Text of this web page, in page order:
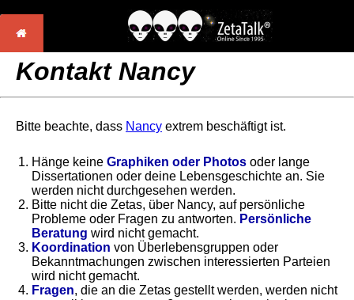
Kontakt Nancy
Bitte beachte, dass Nancy extrem beschäftigt ist.
Hänge keine Graphiken oder Photos oder lange
Dissertationen oder deine Lebensgeschichte an. Sie
werden nicht durchgesehen werden.
Bitte nicht die Zetas, über Nancy, auf persönliche
Probleme oder Fragen zu antworten. Persönliche
Beratung wird nicht gemacht.
Koordination von Überlebensgruppen oder
Bekanntmachungen zwischen interessierten Parteien
wird nicht gemacht.
Fragen, die an die Zetas gestellt werden, werden nicht